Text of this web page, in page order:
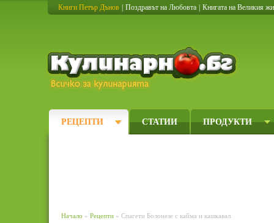
Книги Петър Дънов Поздравът на Любовта Книгата на Великия
РЕЦЕПТИ СТАТИИ ПРОДУКТИ
Начало » Рецепти » Спагети Болонезе с кайма и кашкавал